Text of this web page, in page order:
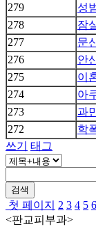
279
성
278
잠
277
문
276
안
275
이
274
아
273
과
272
학
쓰기
태그
검색
첫 페이지 2 3 4 5 6
<판교피부과>